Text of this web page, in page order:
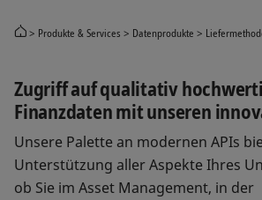
Produkte & Services Datenprodukte
Zugriff auf qualitativ
Finanzdaten mit unseren
Unsere Palette an modernen APIs
Unterstützung aller Aspekte Ihres
ob Sie im Asset Management, in der